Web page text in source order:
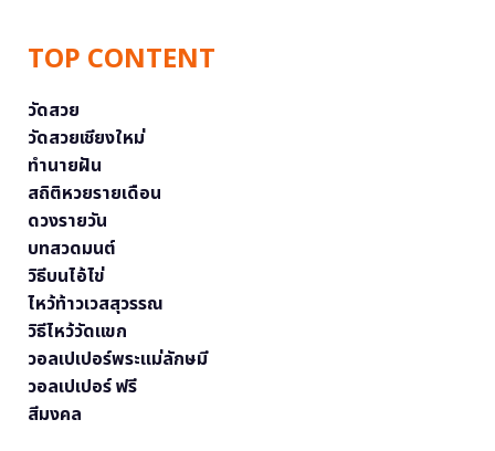
TOP CONTENT
วัดสวย
วัดสวยเชียงใหม่
ทำนายฝัน
สถิติหวยรายเดือน
ดวงรายวัน
บทสวดมนต์
วิธีบนไอ้ไข่
ไหว้ท้าวเวสสุวรรณ
วิธีไหว้วัดแขก
วอลเปเปอร์พระแม่ลักษมี
วอลเปเปอร์ ฟรี
สีมงคล